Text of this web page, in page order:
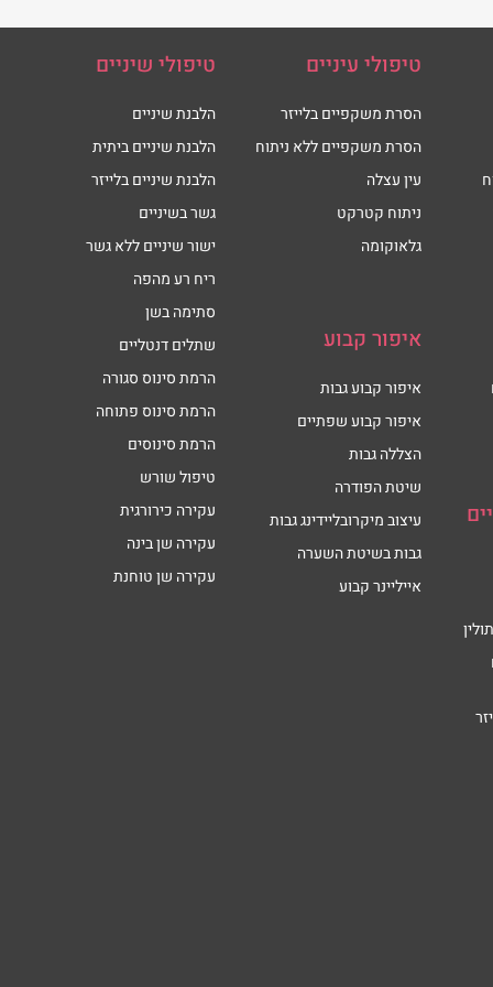
טיפולי עיניים
הסרת משקפיים בלייזר
הסרת משקפיים ללא ניתוח
עין עצלה
ניתוח קטרקט
גלאוקומה
איפור קבוע
איפור קבוע גבות
איפור קבוע שפתיים
הצללה גבות
שיטת הפודרה
עיצוב מיקרובליידינג גבות
גבות בשיטת השערה
אייליינר קבוע
טיפולי שיניים
הלבנת שיניים
הלבנת שיניים ביתית
הלבנת שיניים בלייזר
גשר בשיניים
ישור שיניים ללא גשר
ריח רע מהפה
סתימה בשן
שתלים דנטליים
הרמת סינוס סגורה
הרמת סינוס פתוחה
הרמת סינוסים
טיפול שורש
עקירה כירורגית
עקירה שן בינה
עקירה שן טוחנת